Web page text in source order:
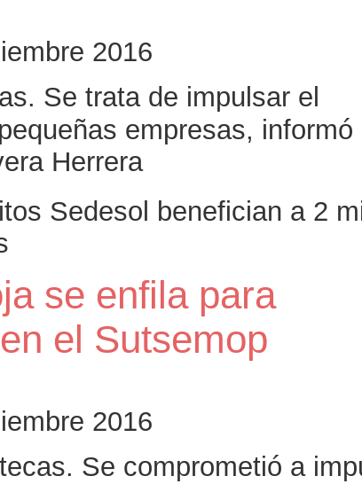
2016
Se trata de impulsar el
empresas, informó
Herrera
Sedesol benefician a 2
se enfila para
el Sutsemop
2016
Se comprometió a